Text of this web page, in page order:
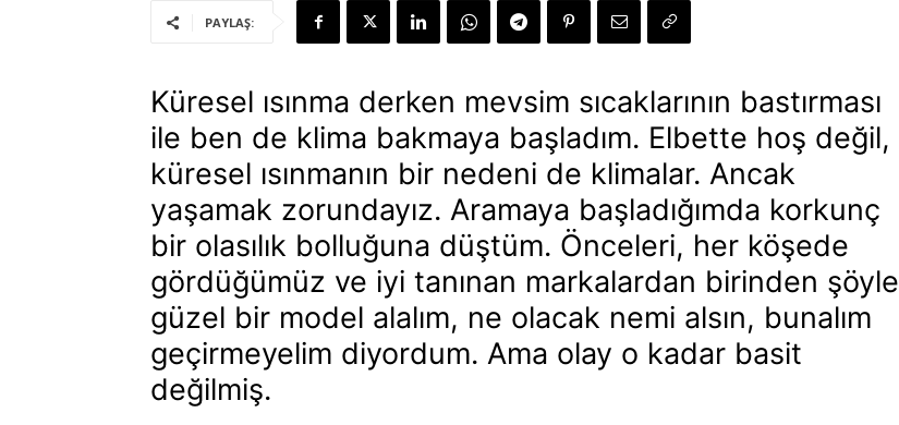
PAYLAŞ:
Küresel ısınma derken mevsim sıcaklarının bastırması
ile ben de klima bakmaya başladım. Elbette hoş değil,
küresel ısınmanın bir nedeni de klimalar. Ancak
yaşamak zorundayız. Aramaya başladığımda korkunç
bir olasılık bolluğuna düştüm. Önceleri, her köşede
gördüğümüz ve iyi tanınan markalardan birinden şöyle
güzel bir model alalım, ne olacak nemi alsın, bunalım
geçirmeyelim diyordum. Ama olay o kadar basit
değilmiş.